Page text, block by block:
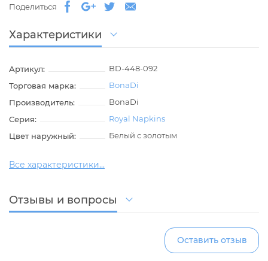
Поделиться
Характеристики
Артикул:
BD-448-092
Торговая марка:
BonaDi
Производитель:
BonaDi
Серия:
Royal Napkins
Цвет наружный:
Белый с золотым
Все характеристики...
Отзывы и вопросы
Оставить отзыв